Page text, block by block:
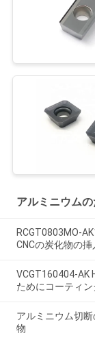
アルミニウム
RCGT0803MO-
CNCの炭化物の挿
VCGT160404-AK
ためにコーティ
アルミニウム切
物